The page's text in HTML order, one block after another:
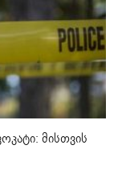
მისთვის